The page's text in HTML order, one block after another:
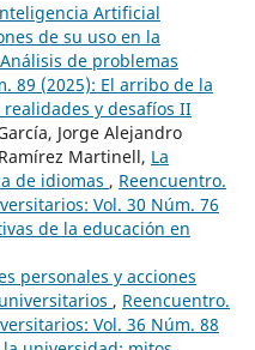
Artificial
de su uso en la
de problemas
89 (2025): El arribo de la
y desafíos II
Jorge Alejandro
Martinell, La
de idiomas , Reencuentro.
Vol. 30 Núm. 76
de la educación en
personales y acciones
, Reencuentro.
Vol. 36 Núm. 88